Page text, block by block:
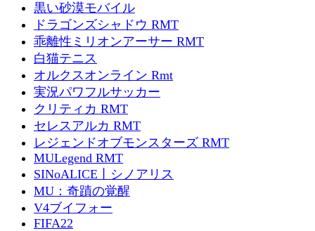
黒い砂漠モバイル
ドラゴンズシャドウ RMT
乖離性ミリオンアーサー RMT
白猫テニス
オルクスオンライン Rmt
実況パワフルサッカー
クリティカ RMT
セレスアルカ RMT
レジェンドオブモンスターズ RMT
MULegend RMT
SINoALICE丨シノアリス
MU：奇蹟の覚醒
V4ブイフォー
FIFA22